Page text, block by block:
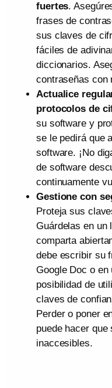
fuertes.
frases de
sus claves de
fáciles de
diccionarios.
contraseñas con
Actualice
protocolos de
su software y
se le pedirá que
software. ¡No
de software
continuamente
Gestione con
Proteja sus
Guárdelas en un
comparta
debe escribir su
Google Doc o
posibilidad de
claves de
Perder o poner
puede hacer
inaccesibles.